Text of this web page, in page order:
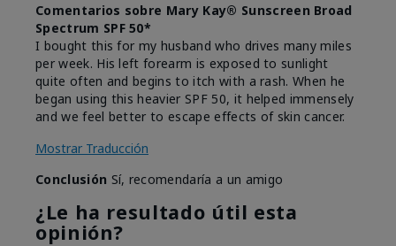
Comentarios sobre Mary Kay® Sunscreen Broad
Spectrum SPF 50*
I bought this for my husband who drives many miles
per week. His left forearm is exposed to sunlight
quite often and begins to itch with a rash. When he
began using this heavier SPF 50, it helped immensely
and we feel better to escape effects of skin cancer.
Mostrar Traducción
Conclusión Sí, recomendaría a un amigo
¿Le ha resultado útil esta
opinión?